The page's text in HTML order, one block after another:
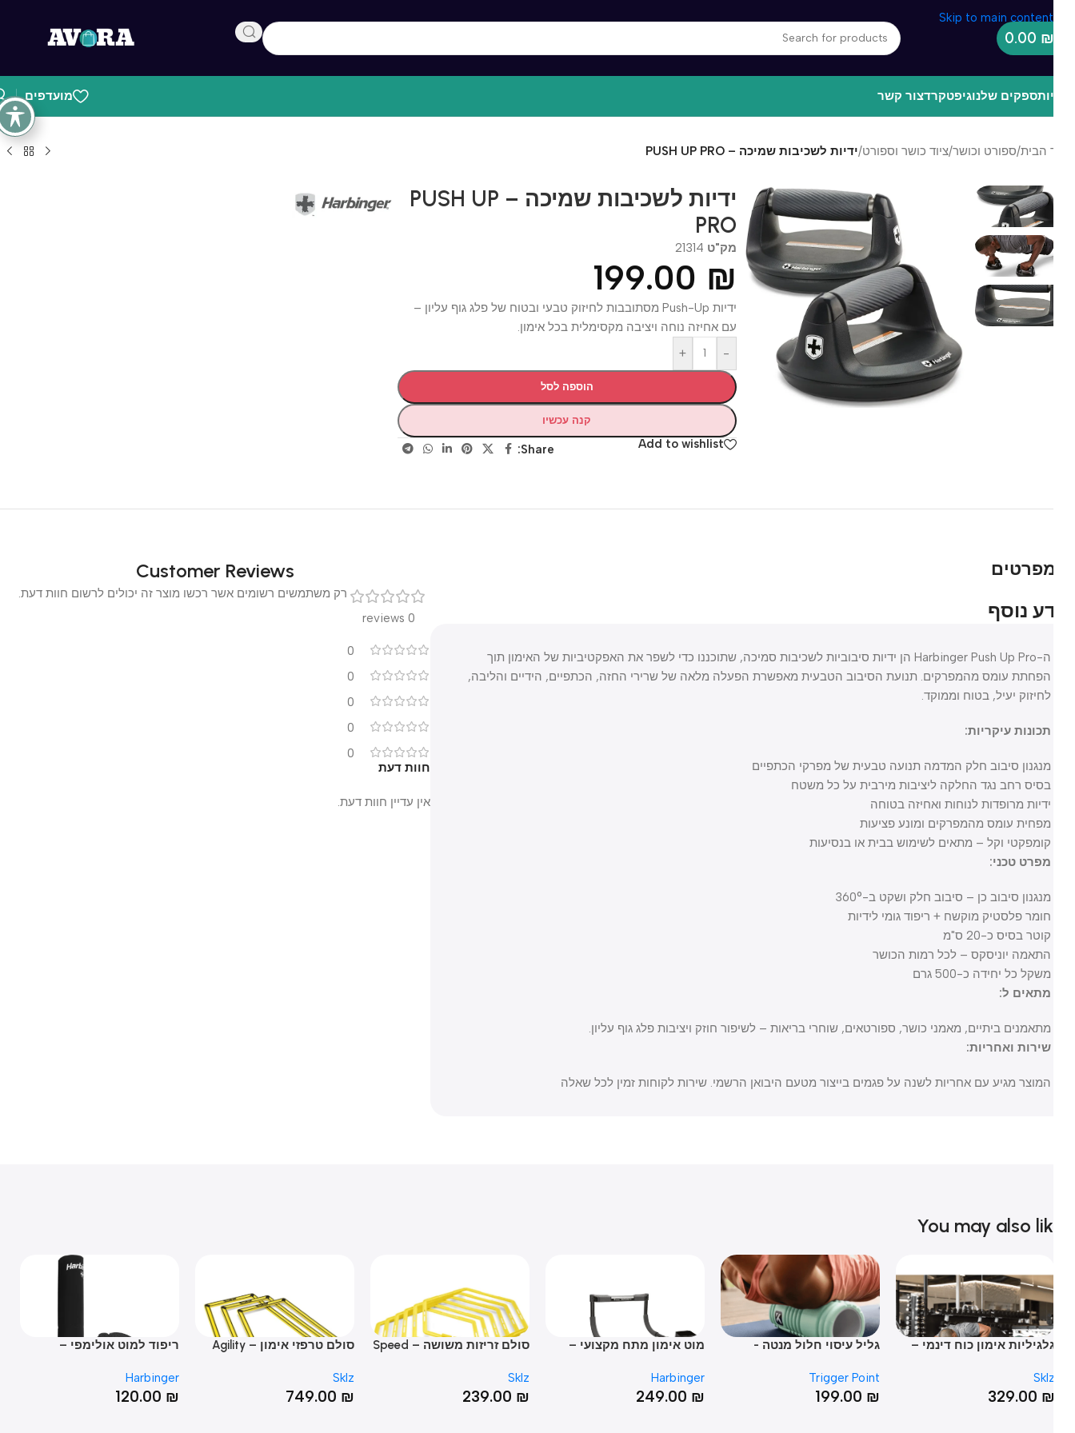
Skip to main content
0.00
ותחזוקה
ואבזור הבית
ספריי צבע
ספקים שלנוגיפטקרדצור קשר מועדפים
הבית/ספורט וכושר/ציוד כושר וספורט/ידיות לשכיבות שמיכה – PUSH UP PRO
ידיות לשכיבות שמיכה – PUSH UP
PRO
מק"ט21314
199.00₪
ידיות Push-Up מסתובבות לחיזוק טבעי ובטוח של פלג גוף עליון –
עם אחיזה נוחה ויציבה מקסימלית בכל אימון.
+
הוספה לסל
קנה עכשיו
Add to wishlist
Share:
נוסף
ה-Harbinger Push Up Pro הן ידיות סיבוביות לשכיבות סמיכה, שתוכננו כדי לשפר את האפקטיביות של האימון תוך
הפחתת עומס מהמפרקים. תנועת הסיבוב הטבעית מאפשרת הפעלה מלאה של שרירי החזה, הכתפיים, הידיים והליבה,
לחיזוק יעיל, בטוח וממוקד.
תכונות עיקריות:
מנגנון סיבוב חלק המדמה תנועה טבעית של מפרקי הכתפיים
בסיס רחב נגד החלקה ליציבות מירבית על כל משטח
ידיות מרופדות לנוחות ואחיזה בטוחה
מפחית עומס מהמפרקים ומונע פציעות
קומפקטי וקל – מתאים לשימוש בבית או בנסיעות
מפרט טכני:
מנגנון סיבוב כן – סיבוב חלק ושקט ב-360°
חומר פלסטיק מוקשח + ריפוד גומי לידיות
קוטר בסיס כ-20 ס"מ
התאמה יוניסקס – לכל רמות הכושר
משקל כל יחידה כ-500 גרם
מתאים ל:
מתאמנים ביתיים, מאמני כושר, ספורטאים, שוחרי בריאות – לשיפור חוזק ויציבות פלג גוף עליון.
שירות ואחריות:
המוצר מגיע עם אחריות לשנה על פגמים בייצור מטעם היבואן הרשמי. שירות לקוחות זמין לכל שאלה
Customer Reviews
0
0
0
0
0
חוות דעת
אין עדיין חוות דעת.
רק משתמשים רשומים אשר רכשו מוצר זה יכולים לרשום חוות דעת.
You may also
אימון כוח דינמי –
329.00
גליל עיסוי חלול מנטה -
Trigger Point
199.00
מוט אימון מתח מקצועי –
PRO
Harbinger
249.00
סולם זריזות משושה – Speed
239.00
סולם טרפזי אימון – Agility
749.00
ריפוד למוט אולימפי –
Harbinger
120.00